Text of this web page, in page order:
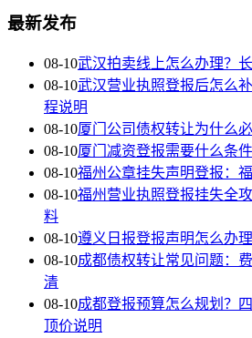
最新发布
08-10武汉拍卖线上怎么办理？
08-10武汉营业执照登报后怎么
程说明
08-10厦门公司债权转让为什么
08-10厦门减资登报需要什么条
08-10福州公章挂失声明登报：
08-10福州营业执照登报挂失全
料
08-10遵义日报登报声明怎么办
08-10成都债权转让常见问题：
清
08-10成都登报预算怎么规划？
顶价说明